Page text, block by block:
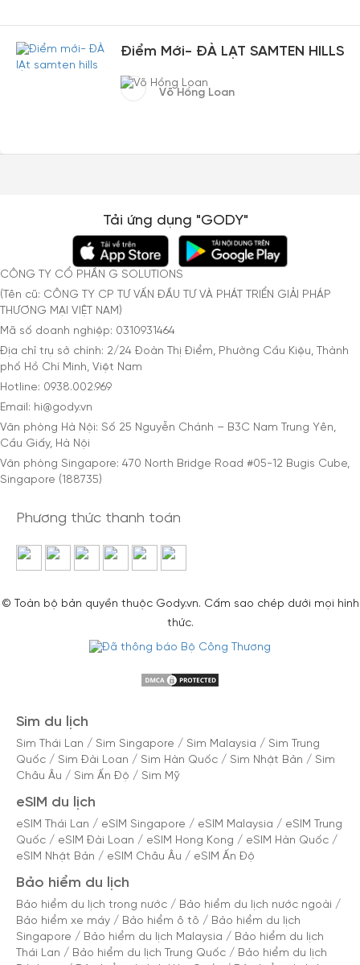
Điểm Mới- ĐÀ LẠT SAMTEN HILLS
Võ Hồng Loan
Tải ứng dụng "GODY"
CÔNG TY CỔ PHẦN G SOLUTIONS
(Tên cũ: CÔNG TY CP TƯ VẤN ĐẦU TƯ VÀ PHÁT TRIỂN GIẢI PHÁP
THƯƠNG MẠI VIỆT NAM)
Mã số doanh nghiệp: 0310931464
Địa chỉ trụ sở chính: 2/24 Đoàn Thị Điểm, Phường Cầu Kiệu, Thành
phố Hồ Chí Minh, Việt Nam
Hotline: 0938.002.969
Email: hi@gody.vn
Văn phòng Hà Nội: Số 25 Nguyễn Chánh – B3C Nam Trung Yên,
Cầu Giấy, Hà Nội
Văn phòng Singapore: 470 North Bridge Road #05-12 Bugis Cube,
Singapore (188735)
Phương thức thanh toán
© Toàn bộ bản quyền thuộc Gody.vn. Cấm sao chép dưới mọi hình
thức.
Sim du lịch
Sim Thái Lan / Sim Singapore / Sim Malaysia / Sim Trung
Quốc / Sim Đài Loan / Sim Hàn Quốc / Sim Nhật Bản / Sim
Châu Âu / Sim Ấn Độ / Sim Mỹ
eSIM du lịch
eSIM Thái Lan / eSIM Singapore / eSIM Malaysia / eSIM Trung
Quốc / eSIM Đài Loan / eSIM Hong Kong / eSIM Hàn Quốc /
eSIM Nhật Bản / eSIM Châu Âu / eSIM Ấn Độ
Bảo hiểm du lịch
Bảo hiểm du lịch trong nước / Bảo hiểm du lịch nước ngoài /
Bảo hiểm xe máy / Bảo hiểm ô tô / Bảo hiểm du lịch
Singapore / Bảo hiểm du lịch Malaysia / Bảo hiểm du lịch
Thái Lan / Bảo hiểm du lịch Trung Quốc / Bảo hiểm du lịch